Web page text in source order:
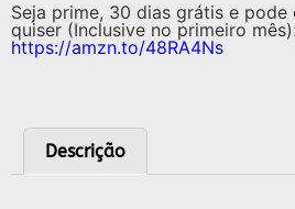
Seja prime, 30 dias grátis e pode
quiser (Inclusive no primeiro mês):
https://amzn.to/48RA4Ns
Descrição